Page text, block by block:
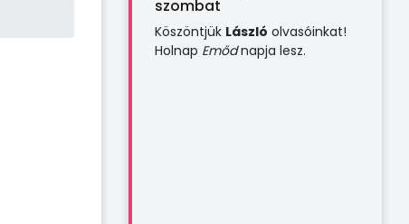
szombat
Köszöntjük László olvasóinkat!
Holnap Emődnapja lesz.